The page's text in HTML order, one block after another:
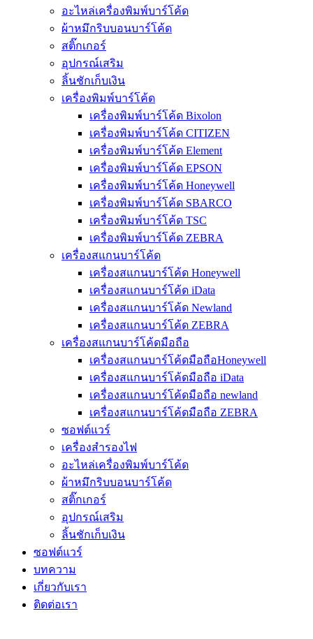
อะไหล่เครื่องพิมพ์บาร์โค้ด
ผ้าหมึกริบบอนบาร์โค้ด
สติ๊กเกอร์
อุปกรณ์เสริม
ลิ้นชักเก็บเงิน
เครื่องพิมพ์บาร์โค้ด
เครื่องพิมพ์บาร์โค้ด Bixolon
เครื่องพิมพ์บาร์โค้ด CITIZEN
เครื่องพิมพ์บาร์โค้ด Element
เครื่องพิมพ์บาร์โค้ด EPSON
เครื่องพิมพ์บาร์โค้ด Honeywell
เครื่องพิมพ์บาร์โค้ด SBARCO
เครื่องพิมพ์บาร์โค้ด TSC
เครื่องพิมพ์บาร์โค้ด ZEBRA
เครื่องสแกนบาร์โค้ด
เครื่องสแกนบาร์โค้ด Honeywell
เครื่องสแกนบาร์โค้ด iData
เครื่องสแกนบาร์โค้ด Newland
เครื่องสแกนบาร์โค้ด ZEBRA
เครื่องสแกนบาร์โค้ดมือถือ
เครื่องสแกนบาร์โค้ดมือถือHoneywell
เครื่องสแกนบาร์โค้ดมือถือ iData
เครื่องสแกนบาร์โค้ดมือถือ newland
เครื่องสแกนบาร์โค้ดมือถือ ZEBRA
ซอฟต์แวร์
เครื่องสำรองไฟ
อะไหล่เครื่องพิมพ์บาร์โค้ด
ผ้าหมึกริบบอนบาร์โค้ด
สติ๊กเกอร์
อุปกรณ์เสริม
ลิ้นชักเก็บเงิน
ซอฟต์แวร์
บทความ
เกี่ยวกับเรา
ติดต่อเรา